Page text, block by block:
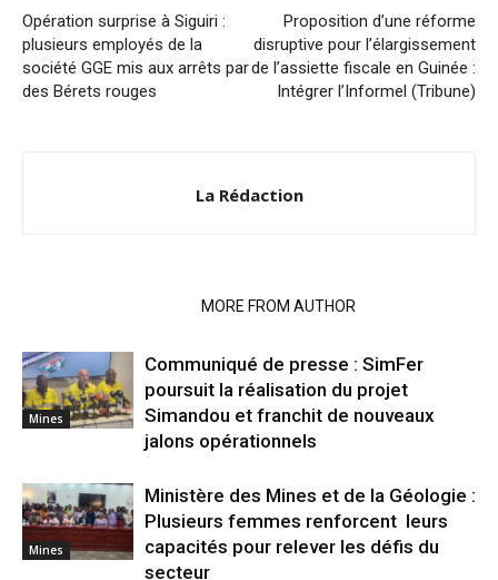
Opération surprise à Siguiri :
plusieurs employés de la
société GGE mis aux arrêts par
des Bérets rouges
Proposition d’une réforme
disruptive pour l’élargissement
de l’assiette fiscale en Guinée :
Intégrer l’Informel (Tribune)
La Rédaction
MORE FROM AUTHOR
Mines
Communiqué de presse : SimFer
poursuit la réalisation du projet
Simandou et franchit de nouveaux
jalons opérationnels
Mines
Ministère des Mines et de la Géologie :
Plusieurs femmes renforcent leurs
capacités pour relever les défis du
secteur